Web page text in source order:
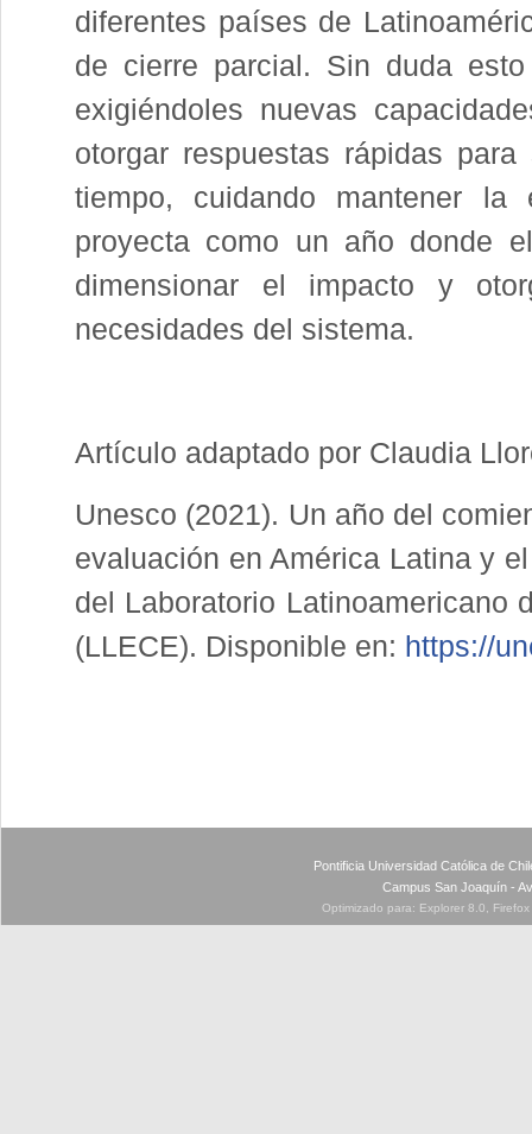
diferentes países de
de cierre parcial. Sin duda
exigiéndoles nuevas
otorgar respuestas rápidas
tiempo, cuidando mantener
proyecta como un año donde
dimensionar el impacto y
necesidades del sistema.
Artículo adaptado por Claudia
Unesco (2021). Un año del
evaluación en América Latina y
del Laboratorio Latinoamericano
(LLECE). Disponible en: https://
Pontificia Universidad Católica de
Campus San Joaquín -
Optimizado para: Explorer 8.0,